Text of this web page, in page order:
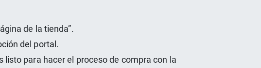
de la tienda”.
del portal.
para hacer el proceso de compra con la